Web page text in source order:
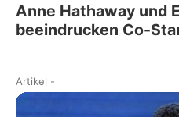
Anne Hathaway und
beeindrucken Co-
Artikel -